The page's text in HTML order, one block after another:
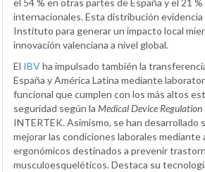
el 54 % en otras partes de España y el 21
internacionales. Esta distribución evidencia
Instituto para generar un impacto local
innovación valenciana a nivel global.
El IBVha impulsado también la
España y América Latina mediante
funcional que cumplen con los más altos
seguridad según la Medical Device Regulation
INTERTEK. Asimismo, se han desarrollado
mejorar las condiciones laborales mediante
ergonómicos destinados a prevenir
musculoesqueléticos. Destaca su